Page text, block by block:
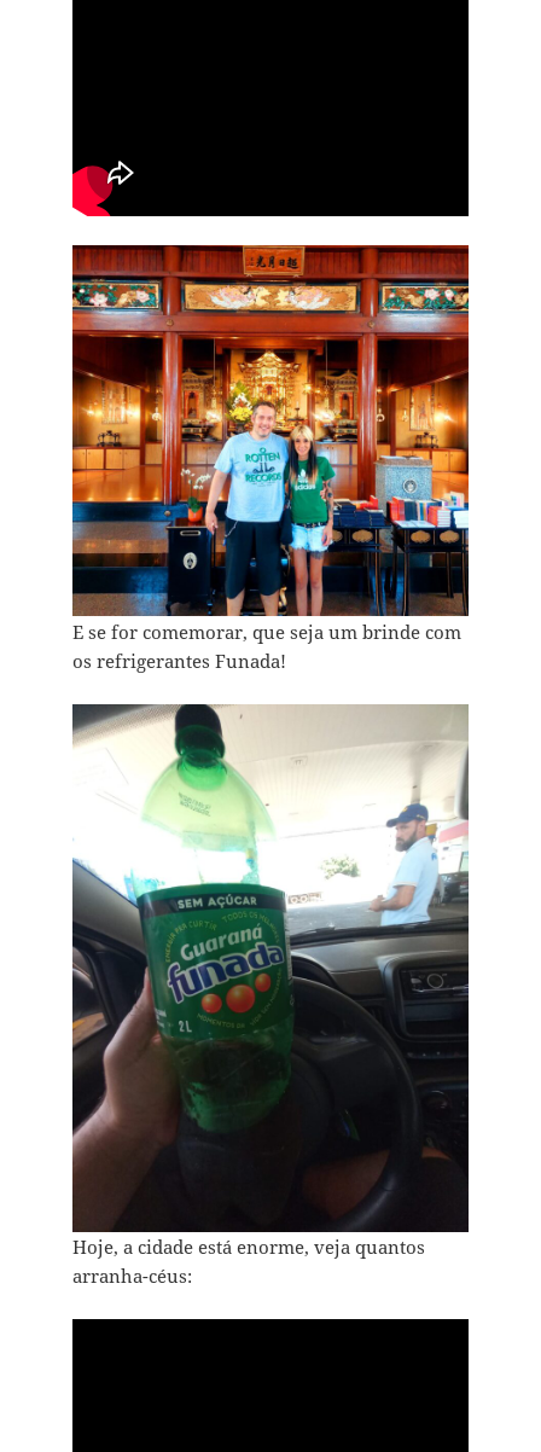
E se for comemorar, que seja um brinde com
os refrigerantes Funada!
Hoje, a cidade está enorme, veja quantos
arranha-céus: